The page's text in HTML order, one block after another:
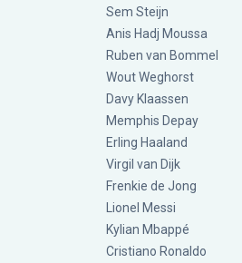
Sem Steijn
Anis Hadj Moussa
Ruben van Bommel
Wout Weghorst
Davy Klaassen
Memphis Depay
Erling Haaland
Virgil van Dijk
Frenkie de Jong
Lionel Messi
Kylian Mbappé
Cristiano Ronaldo